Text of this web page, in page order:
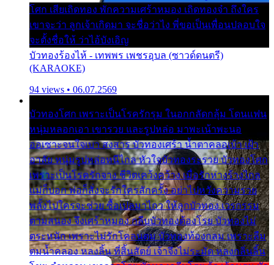
โศก เสียเถิดทอง พักความเศร้าหมอง เถิดทองจ๋า ถึงใคร
เขาจะว่า ลูกเจ้าเกิดมา จะชื่อว่าไง พี่ขอเป็นเพื่อนปลอบใจ
จะตั้งชื่อให้ ว่าไอ้บังเอิญ
บัวทองร้องไห้ - เทพพร เพชรอุบล (ซาวด์ดนตรี)
(KARAOKE)
94 views • 06.07.2569
บัวทองโศก เพราะเป็นโรครักรุม ในอกกลัดกลุ้ม โดนแฟน
หนุ่มหลอกเอา เขารวย และรูปหล่อ มาพะเน้าพะนอ
ออเซาะจนใจเบา สงสาร บัวทองเศร้า น้ำตาคลอเบ้า เฝ้า
อาลัย หนุ่มรูปหล่อหนีไกล หัวใจบัวทองระรวย บัวทองโศก
เพราะเป็นโรครักจาง ชีวิตเคว้งคว้าง เมื่อรักห่างร้างไกล
แม่ก็บอก พ่อก็สั่งจะรักใครสักครั้ง อย่าไปหวังความรวย
พลั้งไปใครจะช่วย ซื้อเปลมาไกว ให้ลูกบัวทอง เวรกรรม
ตามสนอง จึงเศร้าหมอง กลีบบัวทองต้องโรย บัวทองไม่
ตระหนัก เพราะไม่รักโคลนตม บัวทองท้องกลม เพราะลืม
ตมน้ำคลอง หลงลิ้น ที่สิ้นสัตย์ เจ้าจึงไม่ระมัด หลงกลิ่นลิ้น